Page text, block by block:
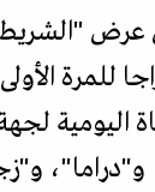
للمرة
اليومية
و"دراما"،